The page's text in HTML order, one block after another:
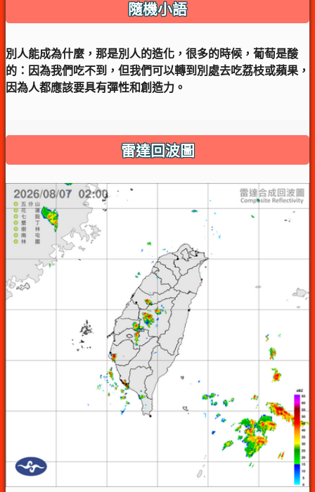
隨機小語
別人能成為什麼，那是別人的造化，很多的時候，葡萄是酸
的：因為我們吃不到，但我們可以轉到別處去吃荔枝或蘋果，
因為人都應該要具有彈性和創造力。
雷達回波圖